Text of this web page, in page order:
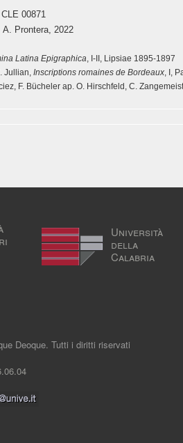
00871
A. Prontera, 2022
Latina Epigraphica, I-II, Lipsiae 1895-1897
Jullian, Inscriptions romaines de Bordeaux, I,
F. Bücheler ap. O. Hirschfeld, C.
Università
della
Calabria
Deoque. Tutti i diritti riservati